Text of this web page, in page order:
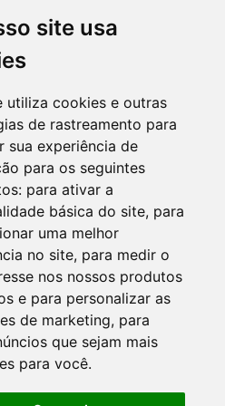
site usa
utiliza cookies e outras
de rastreamento para
sua experiência de
para os seguintes
para ativar a
básica do site, para
uma melhor
no site, para medir o
nos nossos produtos
e para personalizar as
de marketing, para
que sejam mais
para você.
Braga
/ Projeto Chave na ...
Braga
de Basto/ Projeto C...
Braga
Bouro / Projeto Ch...
Braga 240.000
Chave na Mão
/ Projeto Chave na...
Imóveis
no Gerês